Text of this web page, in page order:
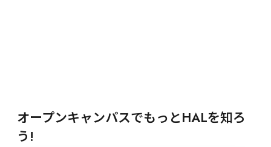
オープンキャンパスでもっとHALを知ろ
う!